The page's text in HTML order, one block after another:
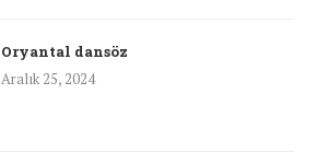
Oryantal dansöz
Aralık 25, 2024